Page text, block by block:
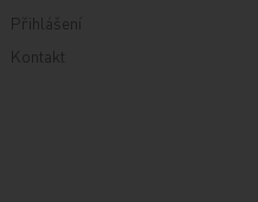
Přihlášení
Kontakt